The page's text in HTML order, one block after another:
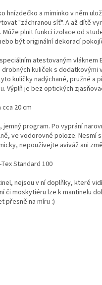
hnízdečko a miminko v něm
"záchranou síť". A až dítě
plnit funkci izolace od
být originální dekorací
atestovaným vláknem
kuliček s dodatkovými
kuličky nadýchané, pružné a
Výplň je bez optických
20 cm
program. Po vyprání
ve vodorovné poloze. Nesmí
nepoužívejte aviváž ani
Standard 100
nejsou v ní doplňky, které
či moskytiéru lze k mantinelu
přesně na míru :)